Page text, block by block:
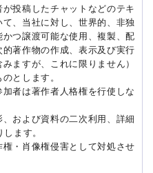
投稿したチャットなどのテキ
、当社に対し、世界的、非独
つ譲渡可能な使用、複製、配
著作物の作成、表示及び実行
ますが、これに限りません）
とします。
者は著作者人格権を行使しな
および資料の二次利用、詳細
ます。
・肖像権侵害として対処させ